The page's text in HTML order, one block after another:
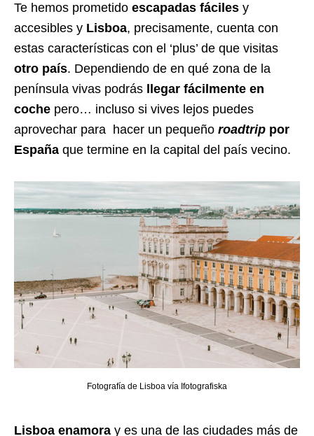
Te hemos prometido escapadas fáciles y
accesibles y Lisboa, precisamente, cuenta con
estas características con el ‘plus’ de que visitas
otro país. Dependiendo de en qué zona de la
península vivas podrás
llegar fácilmente en
coche pero… incluso si vives lejos puedes
aprovechar para hacer un pequeño roadtrip por
España que termine en la capital del país vecino.
Fotografía de Lisboa vía Ifotografiska
Lisboa enamora y es una de las ciudades más de